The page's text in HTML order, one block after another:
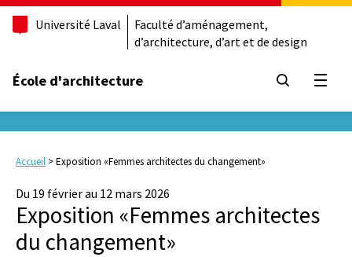
Université Laval
Faculté d’aménagement,
d’architecture, d’art et de design
École d'architecture
Accueil >Exposition «Femmes architectes du changement»
Du 19 février au 12 mars 2026
Exposition «Femmes architectes
du changement»